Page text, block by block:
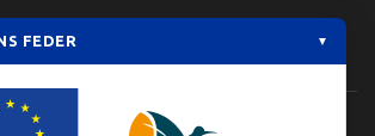
FEDER ▼